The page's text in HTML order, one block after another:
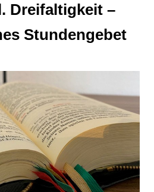
Dreifaltigkeit –
Stundengebet